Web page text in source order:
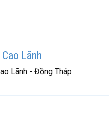
Lãnh
Lãnh - Đồng Tháp